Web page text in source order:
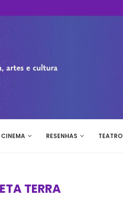
CINEMA RESENHAS TEATRO
TERRA